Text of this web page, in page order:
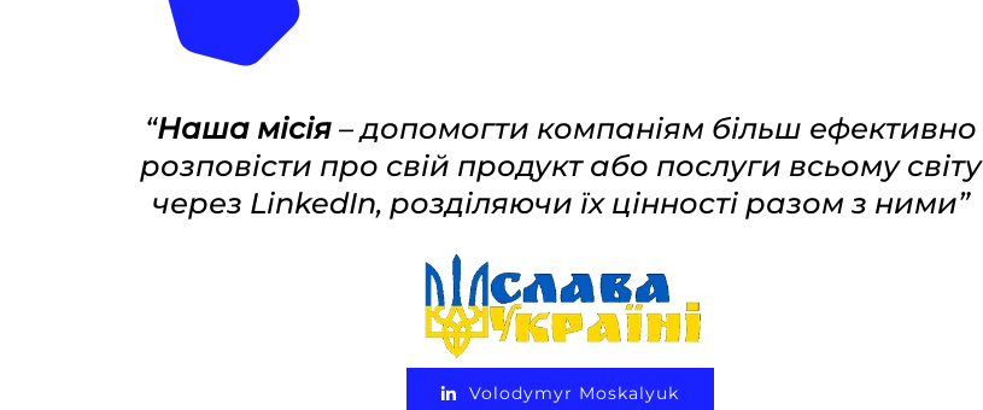
“Наша місія – допомогти компаніям більш ефективно
розповісти про свій продукт або послуги всьому світу
через LinkedIn, розділяючи їх цінності разом з ними”
Volodymyr Moskalyuk